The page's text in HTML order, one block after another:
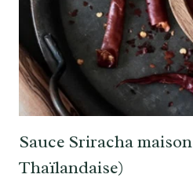
Sauce Sriracha
Thaïlandaise)